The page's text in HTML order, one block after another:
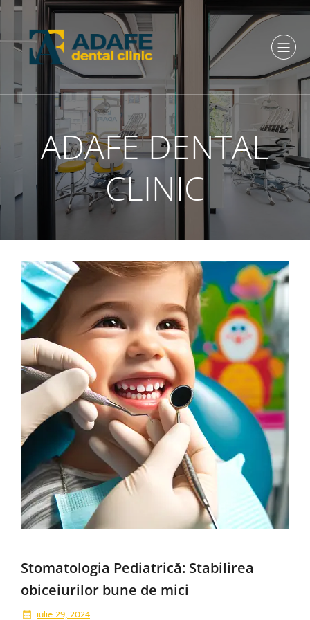
ADAFE DENTAL
CLINIC
Stomatologia Pediatrică: Stabilirea
obiceiurilor bune de mici
iulie 29, 2024